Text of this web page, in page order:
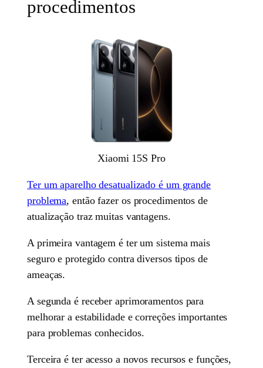
procedimentos
Xiaomi 15S Pro
Ter um aparelho desatualizado é um grande
problema, então fazer os procedimentos de
atualização traz muitas vantagens.
A primeira vantagem é ter um sistema mais
seguro e protegido contra diversos tipos de
ameaças.
A segunda é receber aprimoramentos para
melhorar a estabilidade e correções importantes
para problemas conhecidos.
Terceira é ter acesso a novos recursos e funções,